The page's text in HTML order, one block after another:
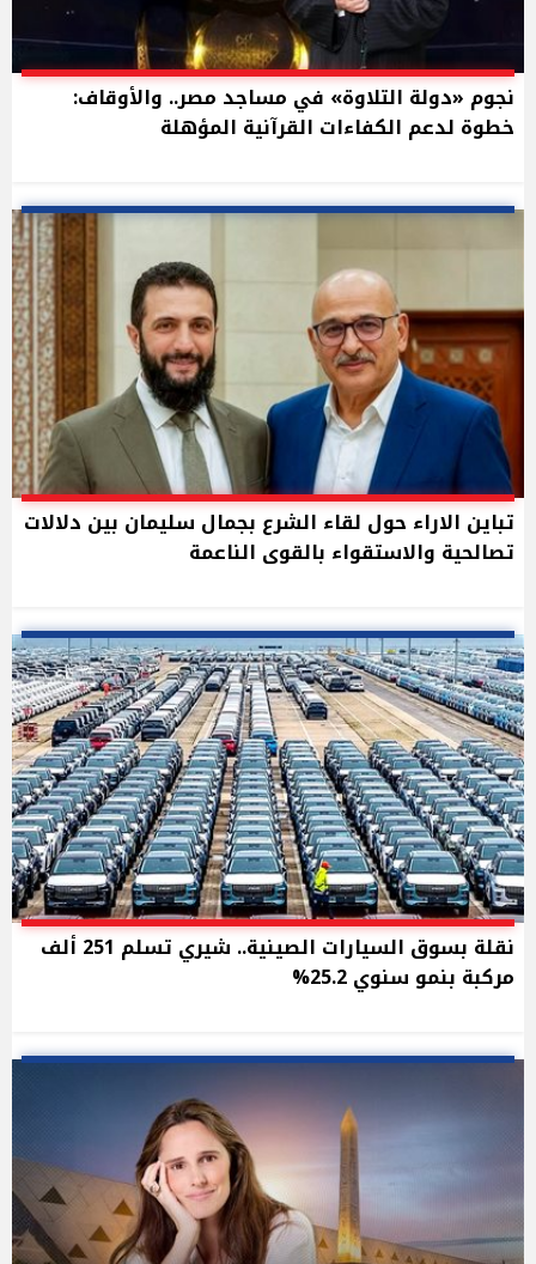
نجوم «دولة التلاوة» في مساجد مصر.. والأوقاف:
خطوة لدعم الكفاءات القرآنية المؤهلة
تباين الاراء حول لقاء الشرع بجمال سليمان بين دلالات
تصالحية والاستقواء بالقوى الناعمة
نقلة بسوق السيارات الصينية.. شيري تسلم 251 ألف
مركبة بنمو سنوي 25.2%